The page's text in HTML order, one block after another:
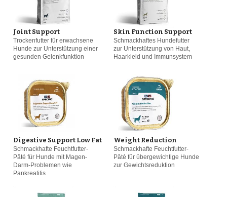
Joint Support
Trockenfutter für erwachsene
Hunde zur Unterstützung einer
gesunden Gelenkfunktion
Skin Function Support
Schmackhaftes Hundefutter
zur Unterstützung von Haut,
Haarkleid und Immunsystem
Digestive Support Low Fat
Schmackhafte Feuchtfutter-
Pâté für Hunde mit Magen-
Darm-Problemen wie
Pankreatitis
Weight Reduction
Schmackhafte Feuchtfutter-
Pâté für übergewichtige Hunde
zur Gewichtsreduktion